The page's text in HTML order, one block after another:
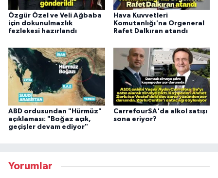
Özgür Özel ve Veli Ağbaba
için dokunulmazlık
fezlekesi hazırlandı
Hava Kuvvetleri
Komutanlığı'na Orgeneral
Rafet Dalkıran atandı
ABD ordusundan "Hürmüz"
açıklaması: "Boğaz açık,
geçişler devam ediyor"
CarrefourSA'da alkol satışı
sona eriyor?
Yorumlar